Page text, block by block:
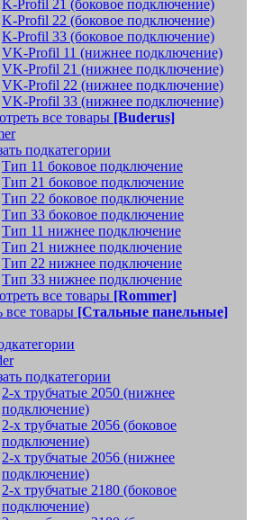
K-Profil 21 (боковое подключение)
K-Profil 22 (боковое подключение)
K-Profil 33 (боковое подключение)
VK-Profil 11 (нижнее подключение)
VK-Profil 21 (нижнее подключение)
VK-Profil 22 (нижнее подключение)
VK-Profil 33 (нижнее подключение)
все товары [Buderus]
подкатегории
Тип 11 боковое подключение
Тип 21 боковое подключение
Тип 22 боковое подключение
Тип 33 боковое подключение
Тип 11 нижнее подключение
Тип 21 нижнее подключение
Тип 22 нижнее подключение
Тип 33 нижнее подключение
все товары [Rommer]
все товары [Стальные панельные]
подкатегории
2-х трубчатые 2050 (нижнее
подключение)
2-х трубчатые 2056 (боковое
подключение)
2-х трубчатые 2056 (нижнее
подключение)
2-х трубчатые 2180 (боковое
подключение)